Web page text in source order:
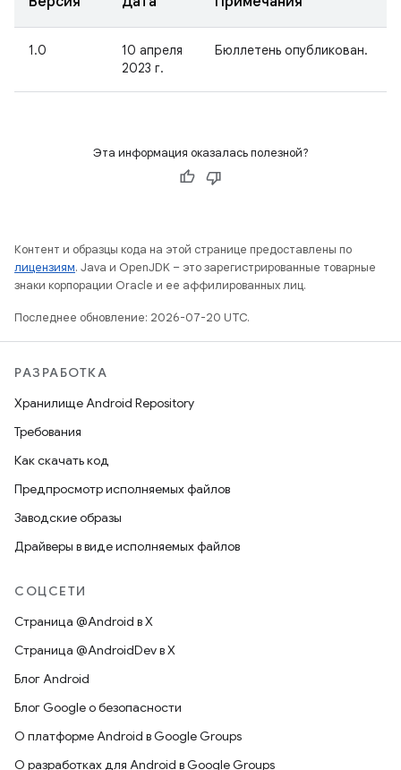
1.0
10 апреля
2023 г.
Бюллетень опубликован.
Эта информация оказалась полезной?
Контент и образцы кода на этой странице предоставлены по
лицензиям. Java и OpenJDK – это зарегистрированные товарные
знаки корпорации Oracle и ее аффилированных лиц.
Последнее обновление: 2026-07-20 UTC.
РАЗРАБОТКА
Хранилище Android Repository
Требования
Как скачать код
Предпросмотр исполняемых файлов
Заводские образы
Драйверы в виде исполняемых файлов
СОЦСЕТИ
Страница @Android в X
Страница @AndroidDev в X
Блог Android
Блог Google о безопасности
О платформе Android в Google Groups
О разработках для Android в Google Groups